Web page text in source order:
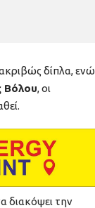
δίπλα, ενώ
Βόλου, οι
διακόψει την